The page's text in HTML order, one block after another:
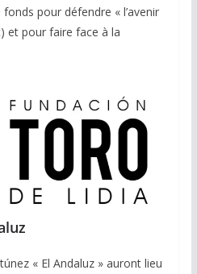
pour défendre « l’avenir
et pour faire face à la
« El Andaluz » auront lieu